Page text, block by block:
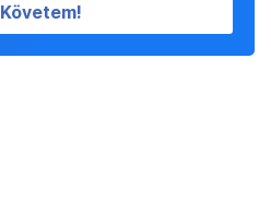
Követem!